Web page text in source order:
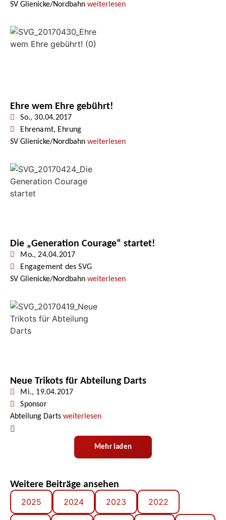
SV Glienicke/Nordbahn weiterlesen
Ehre wem Ehre gebührt!
So., 30.04.2017
Ehrenamt, Ehrung
SV Glienicke/Nordbahn weiterlesen
Die „Generation Courage“ startet!
Mo., 24.04.2017
Engagement des SVG
SV Glienicke/Nordbahn weiterlesen
Neue Trikots für Abteilung Darts
Mi., 19.04.2017
Sponsor
Abteilung Darts weiterlesen
Mehr laden
Weitere Beiträge ansehen
2025
2024 2023 2022